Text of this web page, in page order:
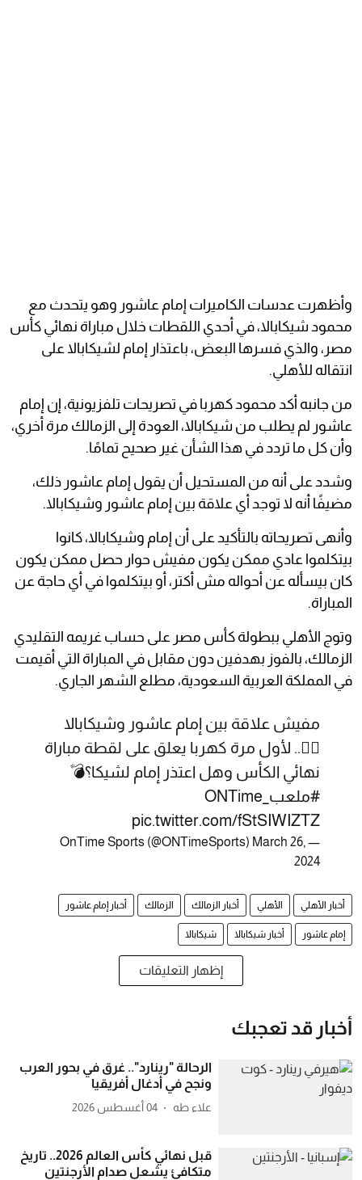
وأظهرت عدسات الكاميرات إمام عاشور وهو يتحدث مع
محمود شيكابالا، في أحدي اللقطات خلال مباراة نهائي كأس
مصر، والذي فسرها البعض، باعتذار إمام لشيكابالا على
انتقاله للأهلي.
من جانبه أكد محمود كهربا في تصريحات تلفزيونية، إن إمام
عاشور لم يطلب من شيكابالا، العودة إلى الزمالك مرة أخري،
وأن كل ما تردد في هذا الشأن غير صحيح تمامًا.
وشدد على أنه من المستحيل أن يقول إمام عاشور ذلك،
مضيفًا أنه لا توجد أي علاقة بين إمام عاشور وشيكابالا.
وأنهى تصريحاته بالتأكيد على أن إمام وشيكابالا، كانوا
بيتكلموا عادي ممكن يكون مفيش حوار حصل ممكن يكون
كان بيسأله عن أحواله مش أكتر، أو بيتكلموا في أي حاجة عن
المباراة.
وتوج الأهلي ببطولة كأس مصر على حساب غريمه التقليدي
الزمالك، بالفوز بهدفين دون مقابل في المباراة التي أقيمت
في المملكة العربية السعودية، مطلع الشهر الجاري.
مفيش علاقة بين إمام عاشور وشيكابالا
✋🏻.. لأول مرة كهربا يعلق على لقطة مباراة
نهائي الكأس وهل اعتذر إمام لشيكا؟💣
#ملعب_ONTime
pic.twitter.com/fStSIWIZTZ
— OnTime Sports (@ONTimeSports)
March 26,
2024
أخبار الأهلي الأهلي أخبار الزمالك الزمالك أخبار إمام عاشور
إمام عاشور أخبار شيكابالا شيكابالا
إظهار التعليقات
أخبار قد تعجبك
الرحالة "رينارد".. غرق في بحور العرب
ونجح في أدغال أفريقيا
علاء طه 04 أغسطس 2026
قبل نهائي كأس العالم 2026.. تاريخ
متكافئ يشعل صدام الأرجنتين